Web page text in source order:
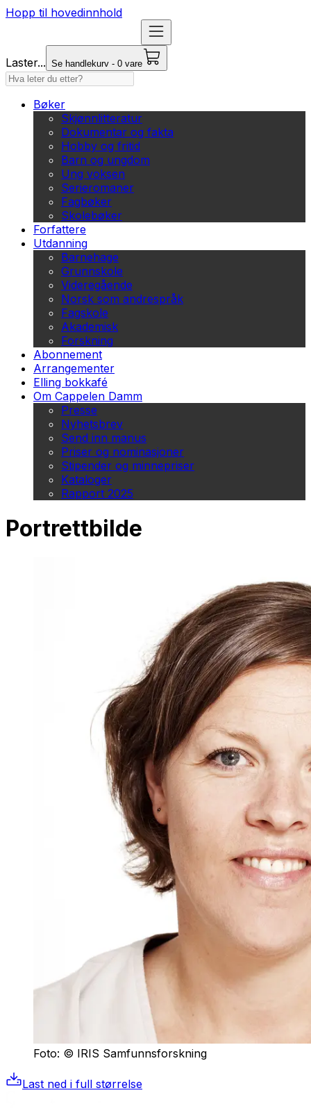
Hopp til hovedinnhold
Laster... Se handlekurv - 0 vare
Bøker
Skjønnlitteratur
Dokumentar og fakta
Hobby og fritid
Barn og ungdom
Ung voksen
Serieromaner
Fagbøker
Skolebøker
Forfattere
Utdanning
Barnehage
Grunnskole
Videregående
Norsk som andrespråk
Fagskole
Akademisk
Forskning
Abonnement
Arrangementer
Elling bokkafé
Om Cappelen Damm
Presse
Nyhetsbrev
Send inn manus
Priser og nominasjoner
Stipender og minnepriser
Kataloger
Rapport 2025
Portrettbilde
Foto: © IRIS Samfunnsforskning
Last ned i full størrelse